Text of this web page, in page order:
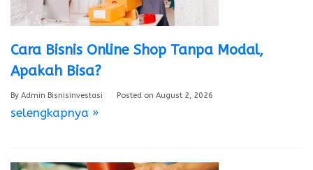
Cara Bisnis Online Shop Tanpa Modal,
Apakah Bisa?
By Admin Bisnisinvestasi Posted on August 2, 2026
selengkapnya »